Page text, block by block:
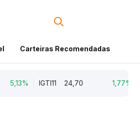
Carteiras Recomendadas
5,13% IGTI11 24,70 1,77%